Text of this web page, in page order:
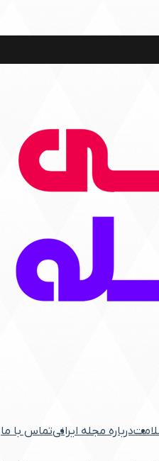
درباره مجله ایرانیتماس با ما